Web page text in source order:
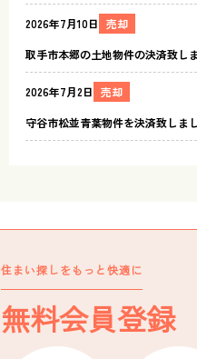
住まい探しをもっと快適に
無料会員登録